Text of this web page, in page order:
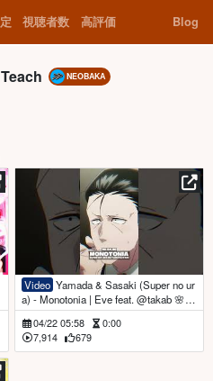
視聴者数 高評価 Blog
NEOBAKA
Video
a) - Monotonia | Eve feat. @takab 🌸 2
5.04 #rapgeek
04/22 05:58
0:00
7,914
679